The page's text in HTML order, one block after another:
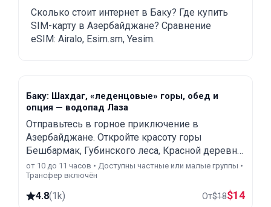
SIM-карту и eSIM в Баку
Сколько стоит интернет в Баку? Где купить
SIM-карту в Азербайджане? Сравнение
eSIM: Airalo, Esim.sm, Yesim.
Баку: Шахдаг, «леденцовые» горы, обед и
опция — водопад Лаза
Отправьтесь в горное приключение в
Азербайджане. Откройте красоту горы
Бешбармак, Губинского леса, Красной деревни,
курорта Шахдаг и водопада Лаза в
однодневной экскурсии из Баку с гидом.
от 10 до 11 часов • Доступны частные или малые группы •
Трансфер включён
4.8(1k) От$18$14